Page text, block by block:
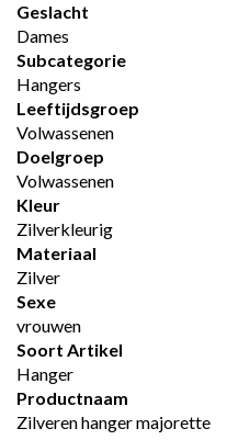
Geslacht
Dames
Subcategorie
Hangers
Leeftijdsgroep
Volwassenen
Doelgroep
Volwassenen
Kleur
Zilverkleurig
Materiaal
Zilver
Sexe
vrouwen
Soort Artikel
Hanger
Productnaam
Zilveren hanger majorette